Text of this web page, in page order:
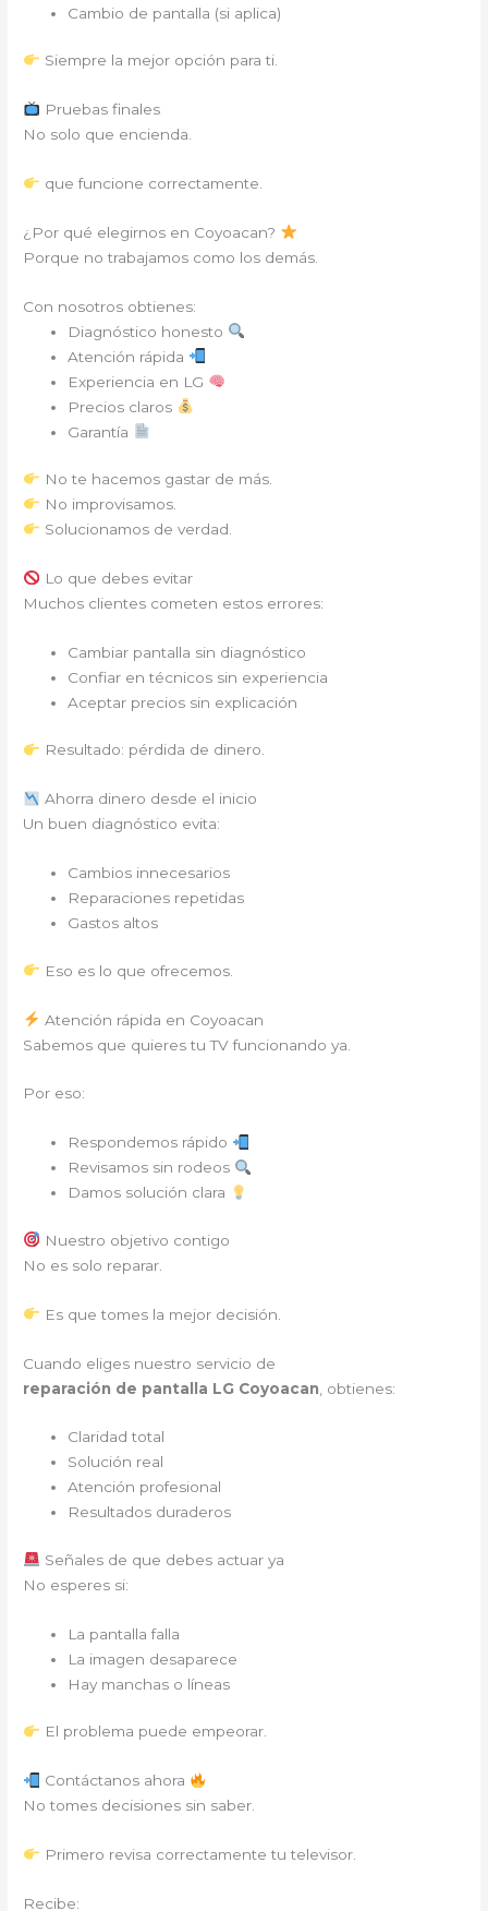
Cambio de pantalla (si aplica)
Siempre la mejor opción para ti.
Pruebas finales
No solo que encienda.
que funcione correctamente.
¿Por qué elegirnos en Coyoacan?
Porque no trabajamos como los demás.
Con nosotros obtienes:
Diagnóstico honesto
Atención rápida
Experiencia en LG
Precios claros
Garantía
No te hacemos gastar de más.
No improvisamos.
Solucionamos de verdad.
Lo que debes evitar
Muchos clientes cometen estos errores:
Cambiar pantalla sin diagnóstico
Confiar en técnicos sin experiencia
Aceptar precios sin explicación
Resultado: pérdida de dinero.
Ahorra dinero desde el inicio
Un buen diagnóstico evita:
Cambios innecesarios
Reparaciones repetidas
Gastos altos
Eso es lo que ofrecemos.
Atención rápida en Coyoacan
Sabemos que quieres tu TV funcionando ya.
Por eso:
Respondemos rápido
Revisamos sin rodeos
Damos solución clara
Nuestro objetivo contigo
No es solo reparar.
Es que tomes la mejor decisión.
Cuando eliges nuestro servicio de
reparación de pantalla LG Coyoacan , obtienes:
Claridad total
Solución real
Atención profesional
Resultados duraderos
Señales de que debes actuar ya
No esperes si:
La pantalla falla
La imagen desaparece
Hay manchas o líneas
El problema puede empeorar.
Contáctanos ahora
No tomes decisiones sin saber.
Primero revisa correctamente tu televisor.
Recibe: